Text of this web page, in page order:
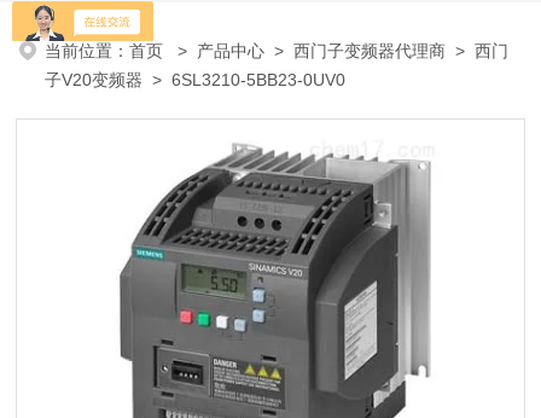
当前位置：首页 > 产品中心 >西门子变频器代理商 >西门
子V20变频器 > 6SL3210-5BB23-0UV0